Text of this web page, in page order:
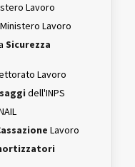
Lavoro
Lavoro
Sicurezza
Lavoro
dell'INPS
Lavoro